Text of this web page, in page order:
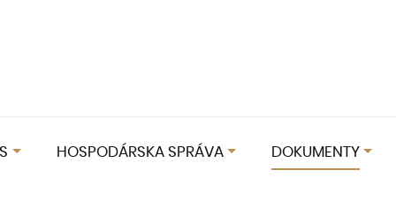
HOSPODÁRSKA SPRÁVA DOKUMENTY